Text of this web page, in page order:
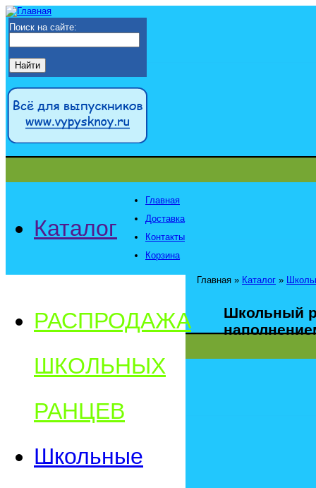
Поиск на сайте:
Каталог
Главная
Доставка
Контакты
Корзина
РАСПРОДАЖА
ШКОЛЬНЫХ
РАНЦЕВ
Школьные
Главная » Каталог »
Школьный